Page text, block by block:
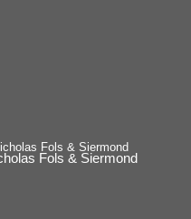
Fols & Siermond